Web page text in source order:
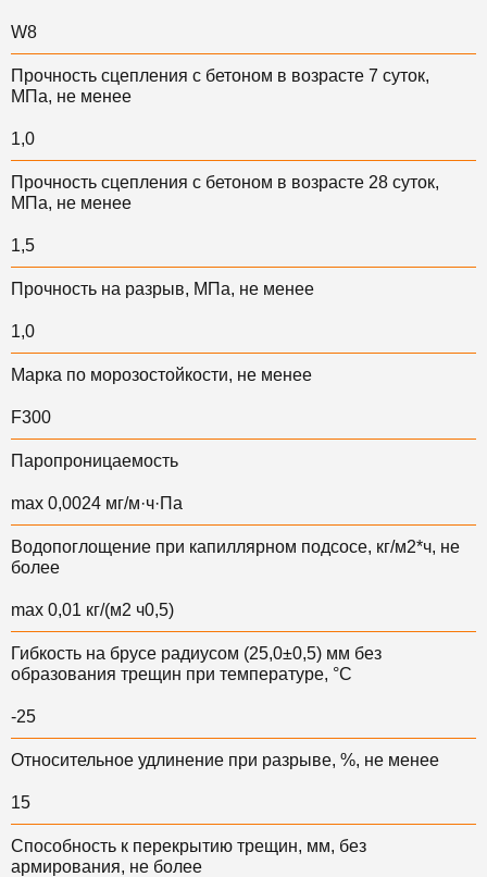
W8
Прочность сцепления с бетоном в возрасте 7 суток,
МПа, не менее
1,0
Прочность сцепления с бетоном в возрасте 28 суток,
МПа, не менее
1,5
Прочность на разрыв, МПа, не менее
1,0
Марка по морозостойкости, не менее
F300
Паропроницаемость
max 0,0024 мг/м·ч·Па
Водопоглощение при капиллярном подсосе, кг/м2*ч, не
более
max 0,01 кг/(м2 ч0,5)
Гибкость на брусе радиусом (25,0±0,5) мм без
образования трещин при температуре, °C
-25
Относительное удлинение при разрыве, %, не менее
15
Способность к перекрытию трещин, мм, без
армирования, не более